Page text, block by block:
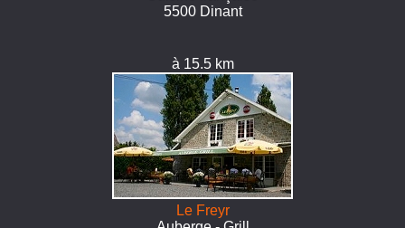
5500 Dinant
à 15.5 km
Le Freyr